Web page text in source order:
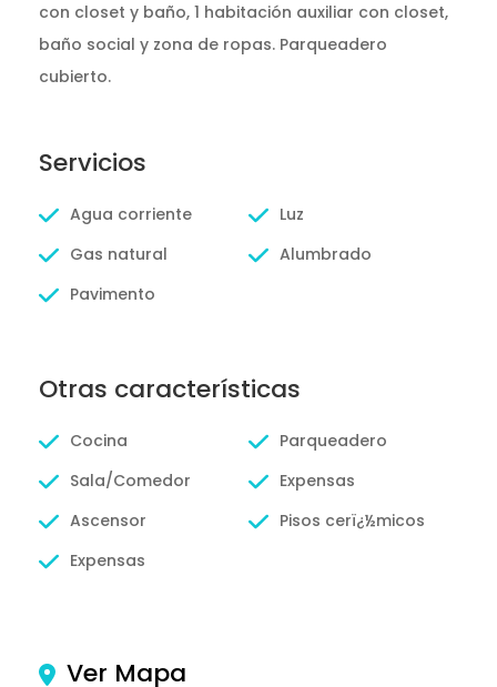
con closet y baño, 1 habitación auxiliar con closet,
baño social y zona de ropas. Parqueadero
cubierto.
Servicios
Agua corriente
Luz
Gas natural
Alumbrado
Pavimento
Otras características
Cocina
Parqueadero
Sala/Comedor
Expensas
Ascensor
Pisos cerï¿½micos
Expensas
Ver Mapa